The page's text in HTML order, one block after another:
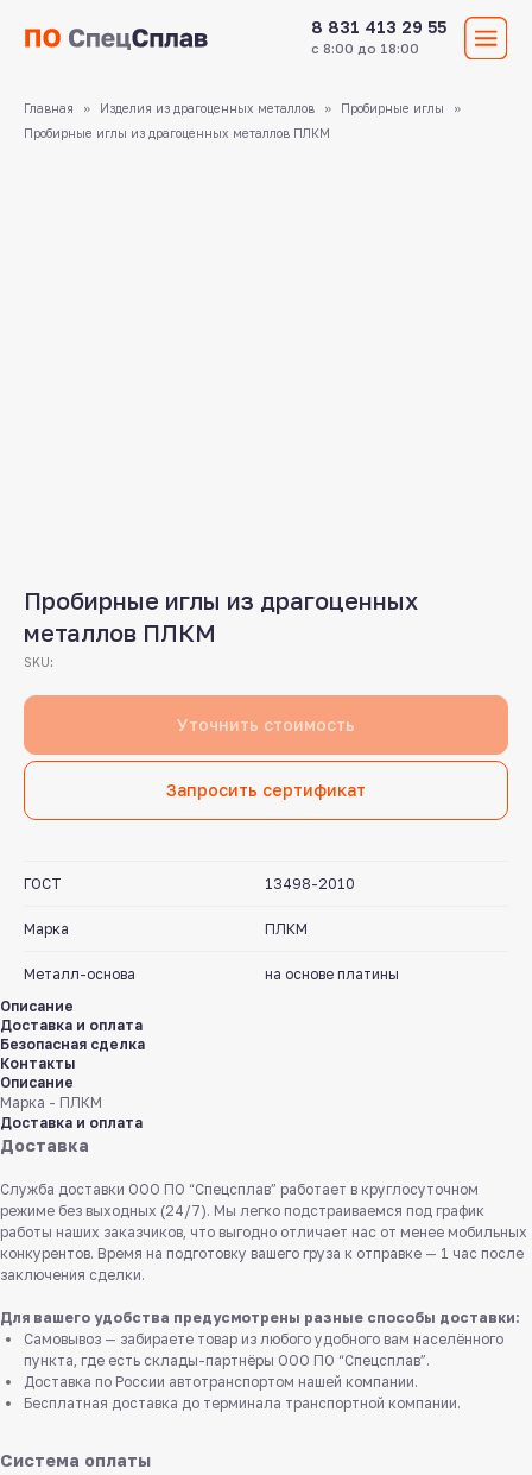
8 831 413 29 55
Главная Изделия из драгоценных металлов
Пробирные иглы
Пробирные иглы из драгоценных металлов ПЛКМ
Пробирные иглы из драгоценных
металлов ПЛКМ
SKU:
Уточнить стоимость
Запросить сертификат
ГОСТ 13498-2010
Марка ПЛКМ
Металл-основа
на основе платины
Описание
Доставка и оплата
Безопасная сделка
Контакты
Описание
Марка - ПЛКМ
Доставка и оплата
Доставка
Служба доставки ООО ПО “Спецсплав” работает в круглосуточном
режиме без выходных (24/7). Мы легко подстраиваемся под график
работы наших заказчиков, что выгодно отличает нас от менее мобильных
конкурентов. Время на подготовку вашего груза к отправке — 1 час после
заключения сделки.
Для вашего удобства предусмотрены разные способы доставки:
Самовывоз — забираете товар из любого удобного вам населённого
пункта, где есть склады-партнёры ООО ПО “Спецсплав”.
Доставка по России автотранспортом нашей компании.
Бесплатная доставка до терминала транспортной компании.
Система оплаты